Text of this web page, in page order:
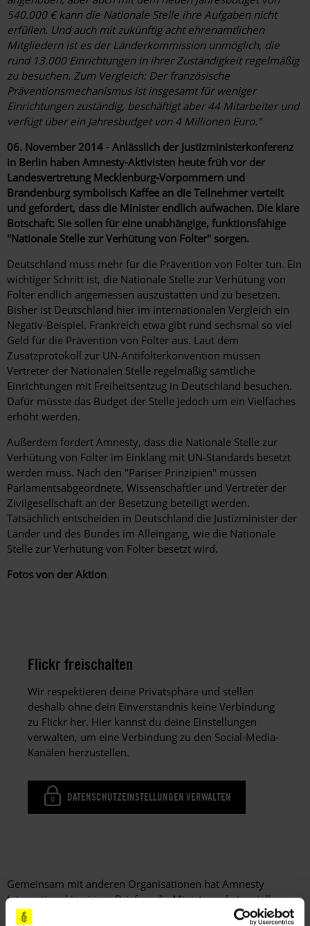
540.000 € kann die Nationale Stelle ihre Aufgaben nicht
erfüllen. Und auch mit zukünftig acht ehrenamtlichen
Mitgliedern ist es der Länderkommission unmöglich, die
rund 13.000 Einrichtungen in ihrer Zuständigkeit regelmäßig
zu besuchen. Zum Vergleich: Der französische
Präventionsmechanismus ist insgesamt für weniger
Einrichtungen zuständig, beschäftigt aber 44 Mitarbeiter und
verfügt über ein Jahresbudget von 4 Millionen Euro."
06. November 2014 - Anlässlich der Justizministerkonferenz
in Berlin haben Amnesty-Aktivisten heute früh vor der
Landesvertretung Mecklenburg-Vorpommern und
Brandenburg symbolisch Kaffee an die Teilnehmer verteilt
und gefordert, dass die Minister endlich aufwachen. Die klare
Botschaft: Sie sollen für eine unabhängige, funktionsfähige
"Nationale Stelle zur Verhütung von Folter" sorgen.
Deutschland muss mehr für die Prävention von Folter tun. Ein
wichtiger Schritt ist, die Nationale Stelle zur Verhütung von
Folter endlich angemessen auszustatten und zu besetzen.
Bisher ist Deutschland hier im internationalen Vergleich ein
Negativ-Beispiel. Frankreich etwa gibt rund sechsmal so viel
Geld für die Prävention von Folter aus. Laut dem
Zusatzprotokoll zur UN-Antifolterkonvention müssen
Vertreter der Nationalen Stelle regelmäßig sämtliche
Einrichtungen mit Freiheitsentzug in Deutschland besuchen.
Dafür müsste das Budget der Stelle jedoch um ein Vielfaches
erhöht werden.
Außerdem fordert Amnesty, dass die Nationale Stelle zur
Verhütung von Folter im Einklang mit UN-Standards besetzt
werden muss. Nach den "Pariser Prinzipien" müssen
Parlamentsabgeordnete, Wissenschaftler und Vertreter der
Zivilgesellschaft an der Besetzung beteiligt werden.
Tatsächlich entscheiden in Deutschland die Justizminister der
Länder und des Bundes im Alleingang, wie die Nationale
Stelle zur Verhütung von Folter besetzt wird.
Fotos von der Aktion
Flickr freischalten
Wir respektieren deine Privatsphäre und stellen
deshalb ohne dein Einverständnis keine Verbindung
zu Flickr her. Hier kannst du deine Einstellungen
verwalten, um eine Verbindung zu den Social-Media-
Kanälen herzustellen.
DATENSCHUTZEINSTELLUNGEN VERWALTEN
Gemeinsam mit anderen Organisationen hat Amnesty
International in einem Brief an die Minister substanzielle
Verbesserungen bei der Ausstattung und Besetzung der